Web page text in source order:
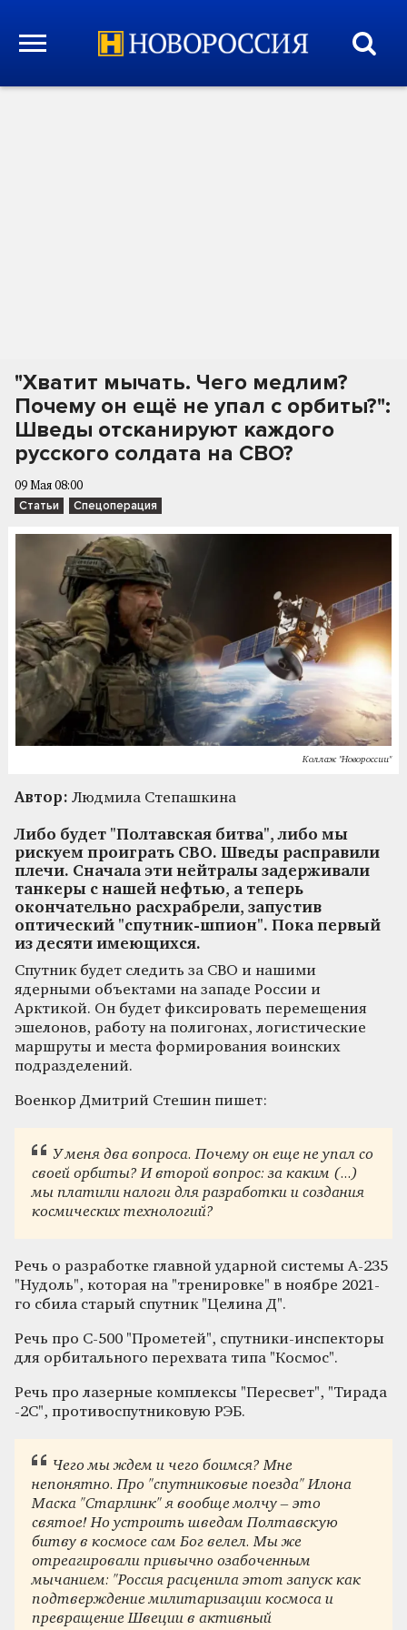
"Хватит мычать. Чего медлим?
Почему он ещё не упал с орбиты?":
Шведы отсканируют каждого
русского солдата на СВО?
09 Мая 08:00
Статьи Спецоперация
Коллаж "Новороссии"
Автор: Людмила Степашкина
Либо будет "Полтавская битва", либо мы
рискуем проиграть СВО. Шведы расправили
плечи. Сначала эти нейтралы задерживали
танкеры с нашей нефтью, а теперь
окончательно расхрабрели, запустив
оптический "спутник-шпион". Пока первый
из десяти имеющихся.
Спутник будет следить за СВО и нашими
ядерными объектами на западе России и
Арктикой. Он будет фиксировать перемещения
эшелонов, работу на полигонах, логистические
маршруты и места формирования воинских
подразделений.
Военкор Дмитрий Стешин пишет:
У меня два вопроса. Почему он еще не упал со
своей орбиты? И второй вопрос: за каким (...)
мы платили налоги для разработки и создания
космических технологий?
Речь о разработке главной ударной системы А-235
"Нудоль", которая на "тренировке" в ноябре 2021-
го сбила старый спутник "Целина Д".
Речь про С-500 "Прометей", спутники-инспекторы
для орбитального перехвата типа "Космос".
Речь про лазерные комплексы "Пересвет", "Тирада
-2С", противоспутниковую РЭБ.
Чего мы ждем и чего боимся? Мне
непонятно. Про "спутниковые поезда" Илона
Маска "Старлинк" я вообще молчу – это
святое! Но устроить шведам Полтавскую
битву в космосе сам Бог велел. Мы же
отреагировали привычно озабоченным
мычанием: "Россия расценила этот запуск как
подтверждение милитаризации космоса и
превращение Швеции в активный